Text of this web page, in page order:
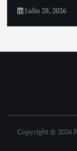
Julio 28, 2026
Copyright © 2026